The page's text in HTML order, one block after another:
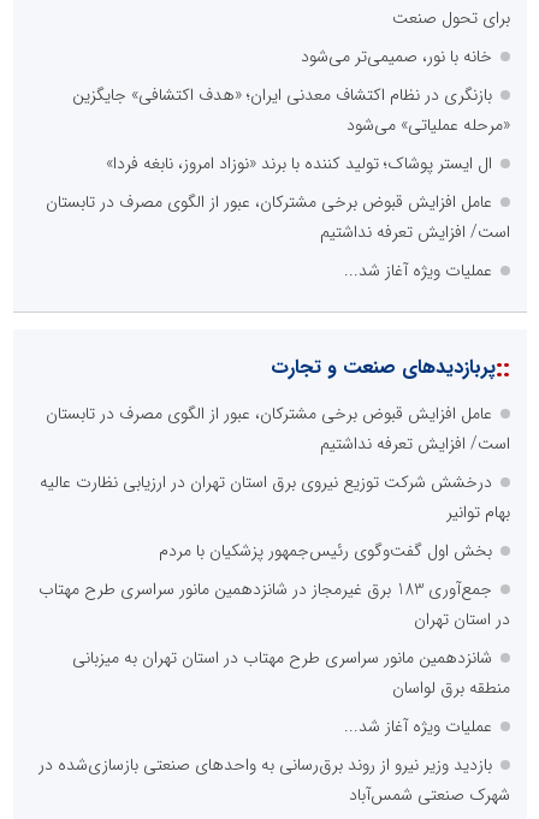
برای تحول صنعت
خانه با نور، صمیمی‌تر می‌شود
بازنگری در نظام اکتشاف معدنی ایران؛ «هدف اکتشافی» جایگزین
«مرحله عملیاتی» می‌شود
ال ایستر پوشاک؛ تولید کننده با برند «نوزاد امروز، نابغه فردا»
عامل افزایش قبوض برخی مشترکان، عبور از الگوی مصرف در تابستان
است/ افزایش تعرفه نداشتیم
عملیات ویژه آغاز شد...
::پربازدیدهای صنعت و تجارت
عامل افزایش قبوض برخی مشترکان، عبور از الگوی مصرف در تابستان
است/ افزایش تعرفه نداشتیم
درخشش شرکت توزیع نیروی برق استان تهران در ارزیابی نظارت عالیه
بهام توانیر
بخش اول گفت‌وگوی رئیس‌جمهور پزشکیان با مردم
جمع‌آوری 183 برق غیرمجاز در شانزدهمین مانور سراسری طرح مهتاب
در استان تهران
شانزدهمین مانور سراسری طرح مهتاب در استان تهران به میزبانی
منطقه برق لواسان
عملیات ویژه آغاز شد...
بازدید وزیر نیرو از روند برق‌رسانی به واحدهای صنعتی بازسازی‌شده در
شهرک صنعتی شمس‌آباد